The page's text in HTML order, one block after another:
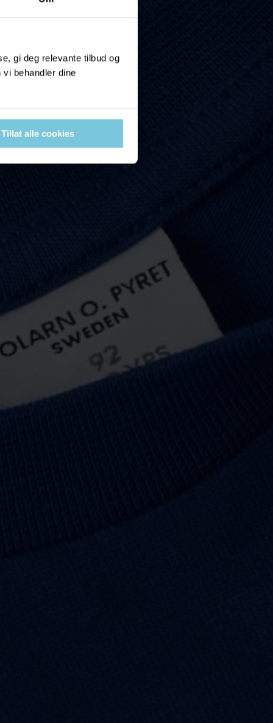
gi deg relevante tilbud og
vi behandler dine
Tillat alle cookies